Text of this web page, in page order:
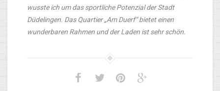
wusste ich um das sportliche Potenzial der Stadt
Düdelingen. Das Quartier „Am Duerf“ bietet einen
wunderbaren Rahmen und der Laden ist sehr schön.